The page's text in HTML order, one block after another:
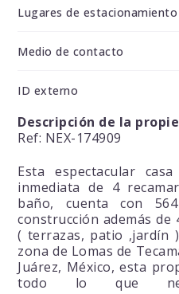
Lugares de estacionamiento
Medio de contacto
ID externo
Descripción de la
Ref: NEX-174909
Esta espectacular
inmediata de 4
baño, cuenta con
construcción además de
( terrazas, patio ,jardín
zona de Lomas de
Juárez, México, esta
todo lo que